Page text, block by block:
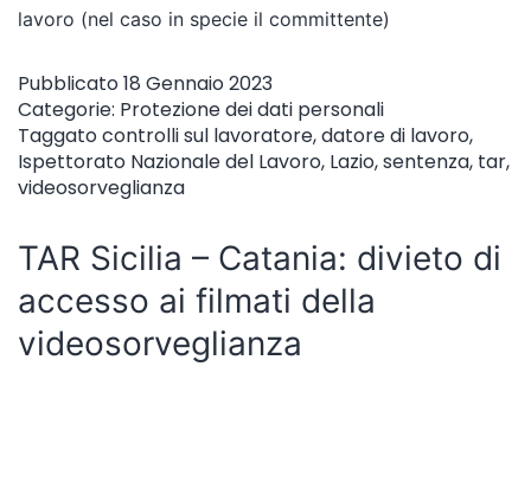
lavoro (nel caso in specie il committente)
Pubblicato18 Gennaio 2023
Categorie: Protezione dei dati personali
Taggatocontrolli sul lavoratore,datore di lavoro,
Ispettorato Nazionale del Lavoro, Lazio,sentenza, tar,
videosorveglianza
TAR Sicilia – Catania: divieto di
accesso ai filmati della
videosorveglianza